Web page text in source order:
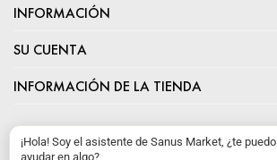
INFORMACIÓN
SU CUENTA
INFORMACIÓN DE LA TIENDA
¡Hola! Soy el asistente de Sanus Market, ¿te puedo
ayudar en algo?